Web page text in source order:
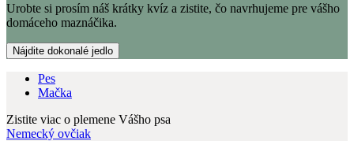
Urobte si prosím náš krátky kvíz a zistite, čo navrhujeme pre vášho
domáceho maznáčika.
Nájdite dokonalé jedlo
Pes
Mačka
Zistite viac o plemene Vášho psa
Nemecký ovčiak